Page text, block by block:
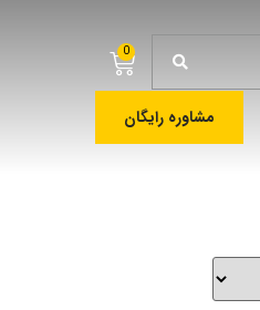
0
مشاوره رایگان